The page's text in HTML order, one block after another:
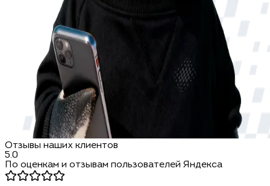
Отзывы наших клиентов
5.0
По оценкам и отзывам пользователей Яндекса